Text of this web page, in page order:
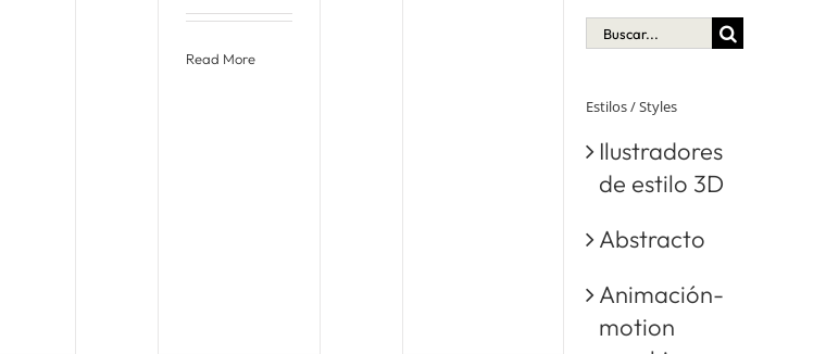
Read More
Buscar:
Estilos / Styles
Ilustradores
de estilo 3D
Abstracto
Animación-
motion